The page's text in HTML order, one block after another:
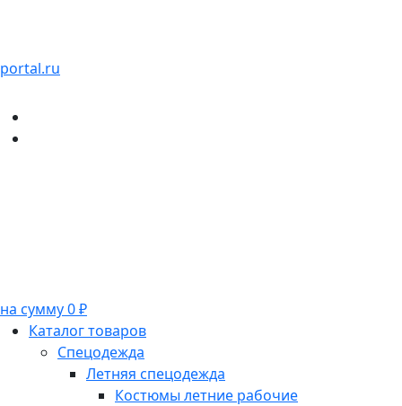
portal.ru
на сумму 0 ₽
Каталог товаров
Спецодежда
Летняя спецодежда
Костюмы летние рабочие